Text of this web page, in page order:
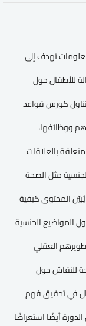
تهدف إلى
للأطفال حول
كورس قواعد
ووظائفها،
بالعلاقات
مثل الصحة
المحتوى كيفية
المواضيع الجنسية
العقلي
للنقاش حول
في تحقيق فهم
أيضًا استعراضًا